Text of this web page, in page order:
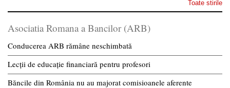
Toate stirile
Asociatia Romana a Bancilor (ARB)
Conducerea ARB rămâne neschimbată
Lecții de educație financiară pentru profesori
Băncile din România nu au majorat comisioanele aferente